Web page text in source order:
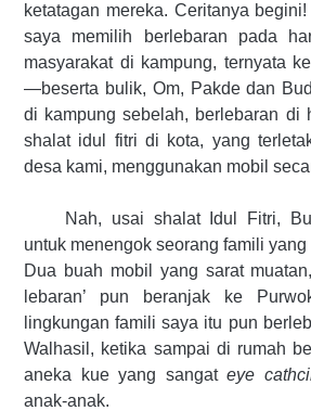
ketatagan mereka. Ceritanya
saya memilih berlebaran pada
masyarakat di kampung, ternyata
—beserta bulik, Om, Pakde dan
di kampung sebelah, berlebaran di
shalat idul fitri di kota, yang
desa kami, menggunakan mobil
Nah, usai shalat Idul Fitri,
untuk menengok seorang famili
Dua buah mobil yang sarat
lebaran’ pun beranjak ke
lingkungan famili saya itu pun
Walhasil, ketika sampai di rumah
aneka kue yang sangateye
anak-anak.